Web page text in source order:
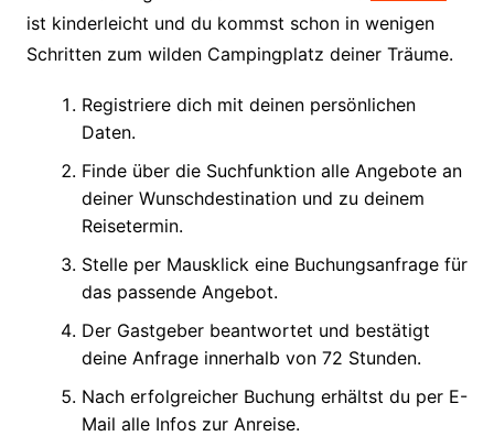
ist kinderleicht und du kommst schon in wenigen
Schritten zum wilden Campingplatz deiner Träume.
Registriere dich mit deinen persönlichen
Daten.
Finde über die Suchfunktion alle Angebote an
deiner Wunschdestination und zu deinem
Reisetermin.
Stelle per Mausklick eine Buchungsanfrage für
das passende Angebot.
Der Gastgeber beantwortet und bestätigt
deine Anfrage innerhalb von 72 Stunden.
Nach erfolgreicher Buchung erhältst du per E-
Mail alle Infos zur Anreise.